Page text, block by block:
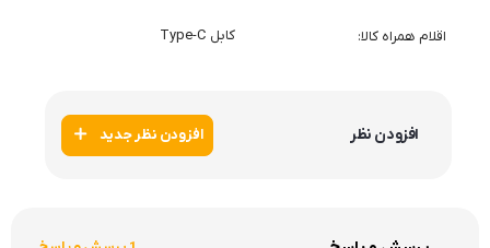
اقلام همراه کالا کابل Type-C
افزودن نظر افزودن نظر جدید